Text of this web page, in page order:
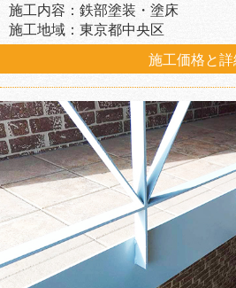
施工内容：鉄部塗装・塗床
施工地域：東京都中央区
施工価格と詳